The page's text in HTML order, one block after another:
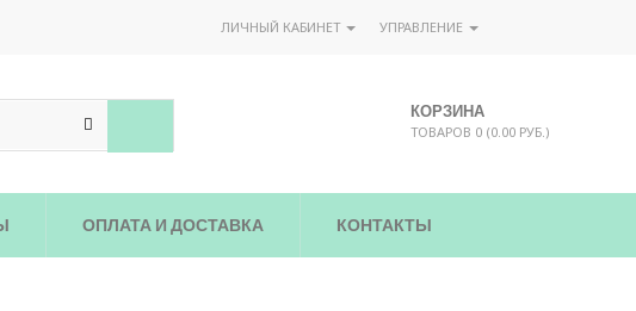
ЛИЧНЫЙ КАБИНЕТ УПРАВЛЕНИЕ
КОРЗИНА
ТОВАРОВ 0 (0.00 РУБ.)
ОПЛАТА И ДОСТАВКА КОНТАКТЫ